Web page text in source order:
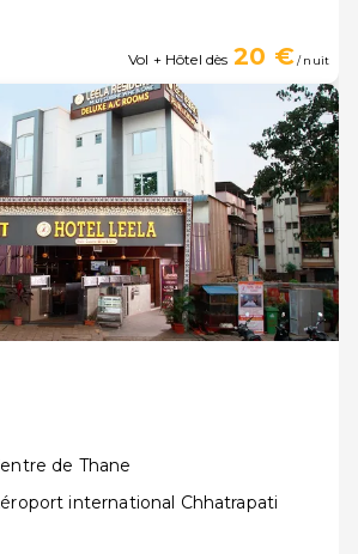
Vol + Hôtel dès 20 €/ nuit
de Thane
international Chhatrapati